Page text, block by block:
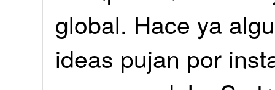
global. Hace ya
ideas pujan por